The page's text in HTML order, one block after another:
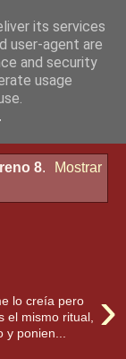
8.
Mostrar
›
lo creía pero
el mismo ritual,
ponien...
its services
user-agent are
and security
usage